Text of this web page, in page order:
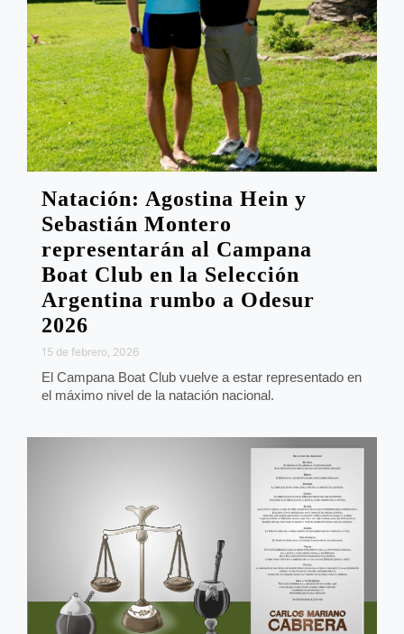
Natación: Agostina Hein y
Sebastián Montero
representarán al Campana
Boat Club en la Selección
Argentina rumbo a Odesur
2026
15 de febrero, 2026
El Campana Boat Club vuelve a estar representado en
el máximo nivel de la natación nacional.